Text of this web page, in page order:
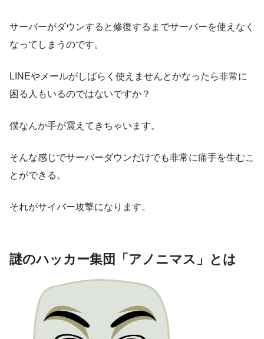
サーバーがダウンすると修復するまでサーバーを使えなく
なってしまうのです。
LINEやメールがしばらく使えませんとかなったら非常に
困る人もいるのではないですか？
僕なんか手が震えてきちゃいます。
そんな感じでサーバーダウンだけでも非常に痛手を生むこ
とができる。
それがサイバー攻撃になります。
謎のハッカー集団「アノニマス」とは